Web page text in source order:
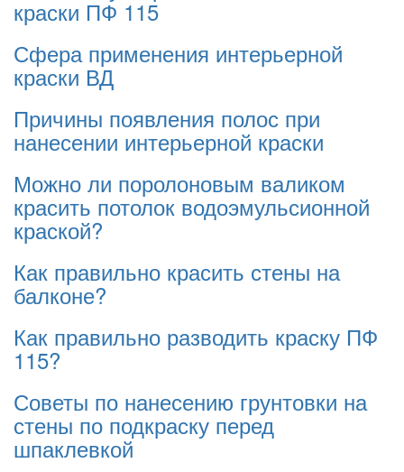
краски ПФ 115
Сфера применения интерьерной
краски ВД
Причины появления полос при
нанесении интерьерной краски
Можно ли поролоновым валиком
красить потолок водоэмульсионной
краской?
Как правильно красить стены на
балконе?
Как правильно разводить краску ПФ
115?
Советы по нанесению грунтовки на
стены по подкраску перед
шпаклевкой